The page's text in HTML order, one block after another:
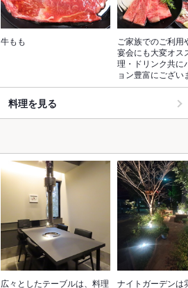
牛もも
ご家族でのご利用
宴会にも大変オ
理・ドリンク共に
ョン豊富にござい
料理を見る
広々としたテーブルは、料理 ナイトガーデンは